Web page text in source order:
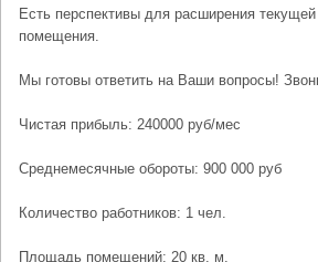
Есть перспективы для расширения
помещения.
Мы готовы ответить на Ваши вопросы!
Чистая прибыль: 240000 руб/мес
Среднемесячные обороты: 900 000 руб
Количество работников: 1 чел.
Площадь помещений: 20 кв. м.